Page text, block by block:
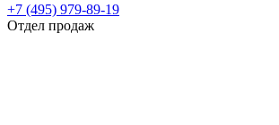
+7 (495) 979-89-19
Отдел продаж